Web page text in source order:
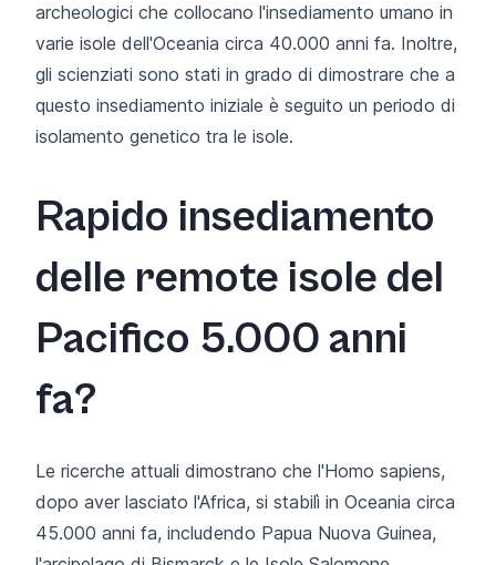
archeologici che collocano l'insediamento umano in
varie isole dell'Oceania circa 40.000 anni fa. Inoltre,
gli scienziati sono stati in grado di dimostrare che a
questo insediamento iniziale è seguito un periodo di
isolamento genetico tra le isole.
Rapido insediamento
delle remote isole del
Pacifico 5.000 anni
fa?
Le ricerche attuali dimostrano che l'Homo sapiens,
dopo aver lasciato l'Africa, si stabilì in Oceania circa
45.000 anni fa, includendo Papua Nuova Guinea,